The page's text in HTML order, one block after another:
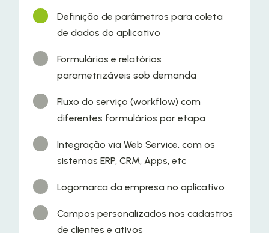
Definição de parâmetros para coleta
de dados do aplicativo
Formulários e relatórios
parametrizáveis sob demanda
Fluxo do serviço (workflow) com
diferentes formulários por etapa
Integração via Web Service, com os
sistemas ERP, CRM, Apps, etc
Logomarca da empresa no aplicativo
Campos personalizados nos cadastros
de clientes e ativos